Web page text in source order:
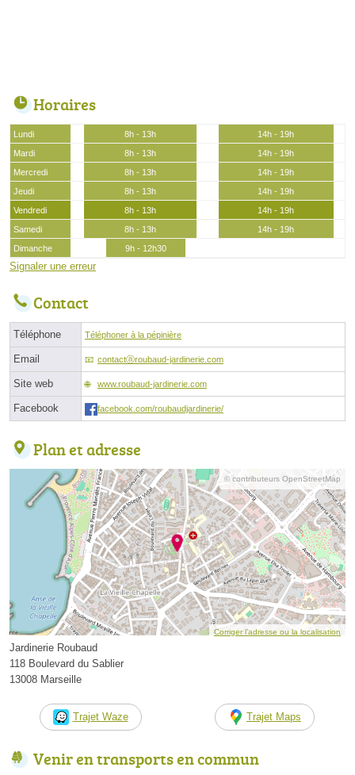
Horaires
Lundi 8h - 13h
14h - 19h
Mardi
8h - 13h
14h - 19h
Mercredi
8h - 13h
14h - 19h
Jeudi
8h - 13h
14h - 19h
Vendredi
8h - 13h
14h - 19h
Samedi
8h - 13h
14h - 19h
Dimanche
9h - 12h30
Signaler une erreur
Contact
Téléphone Téléphoner à la pépinière
Email contactⓐroubaud-jardinerie.com
Site web www.roubaud-jardinerie.com
Facebook facebook.com/roubaudjardinerie/
Plan et adresse
© contributeurs OpenStreetMap
Corriger l’adresse ou la localisation
Jardinerie Roubaud
118 Boulevard du Sablier
13008 Marseille
Trajet Waze Trajet Maps
Venir en transports en commun